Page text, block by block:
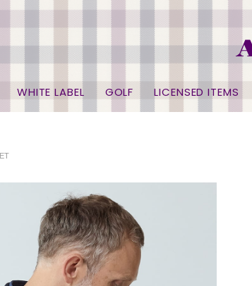
WHITE LABEL GOLF LICENSED ITEMS